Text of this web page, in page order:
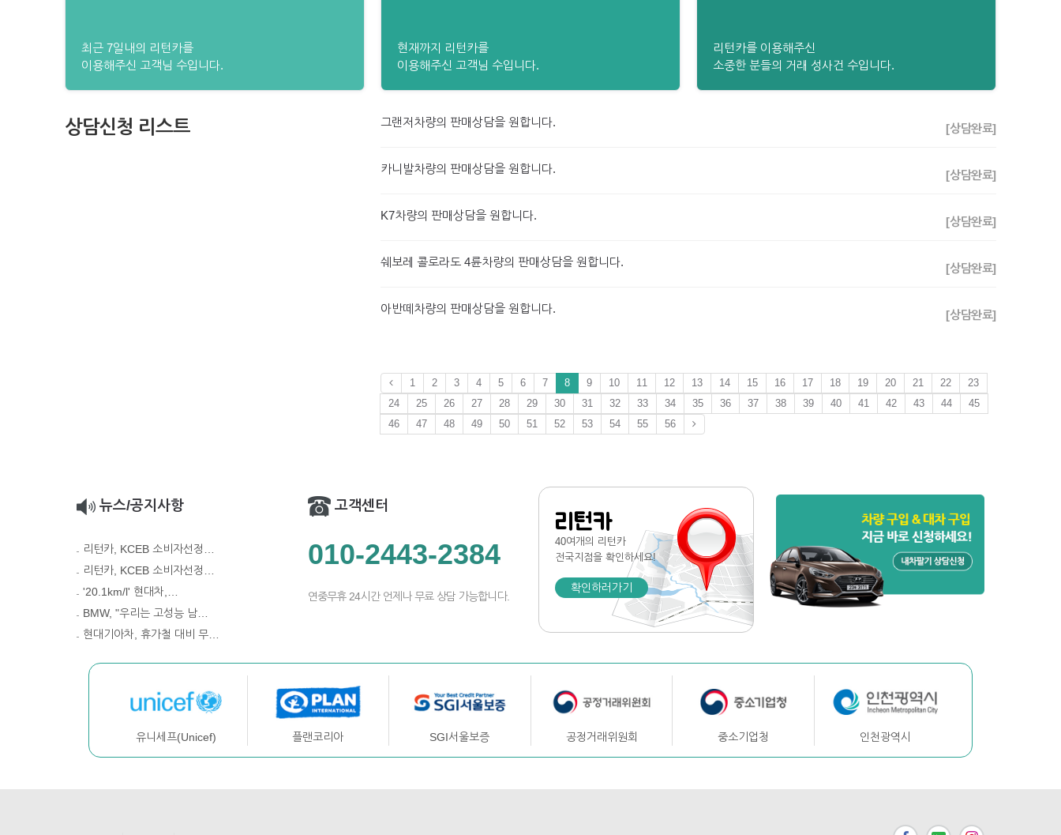
최근 7일내의 리턴카를
이용해주신 고객님 수입니다.
현재까지 리턴카를
이용해주신 고객님 수입니다.
리턴카를 이용해주신
소중한 분들의 거래 성사건 수입니다.
상담신청 리스트 그랜저차량의 판매상담을 원합니다. [상담완료]
카니발차량의 판매상담을 원합니다. [상담완료]
K7차량의 판매상담을 원합니다. [상담완료]
쉐보레 콜로라도 4륜차량의 판매상담을 원합니다. [상담완료]
아반떼차량의 판매상담을 원합니다. [상담완료]
1 2 3 4 5 6 7 8 9 10 11 12 13 14 15 16 17 18 19 20 21 22
23
24
25 26 27 28 29 30 31 32 33 34 35 36 37 38 39 40 41 42 43 44
45
46
47 48 49 50 51 52 53 54 55 56
뉴스/공지사항
리턴카, KCEB 소비자선정…
리턴카, KCEB 소비자선정…
'20.1km/l' 현대차,…
BMW, "우리는 고성능 남…
현대기아차, 휴가철 대비 무…
고객센터
010-2443-2384
연중무휴 24시간 언제나 무료 상담 가능합니다.
리턴카
40여개의 리턴카
전국지점을 확인하세요!
확인하러가기
유니세프(Unicef) 플랜코리아 SGI서울보증 공정거래위원회 중소기업청 인천광역시